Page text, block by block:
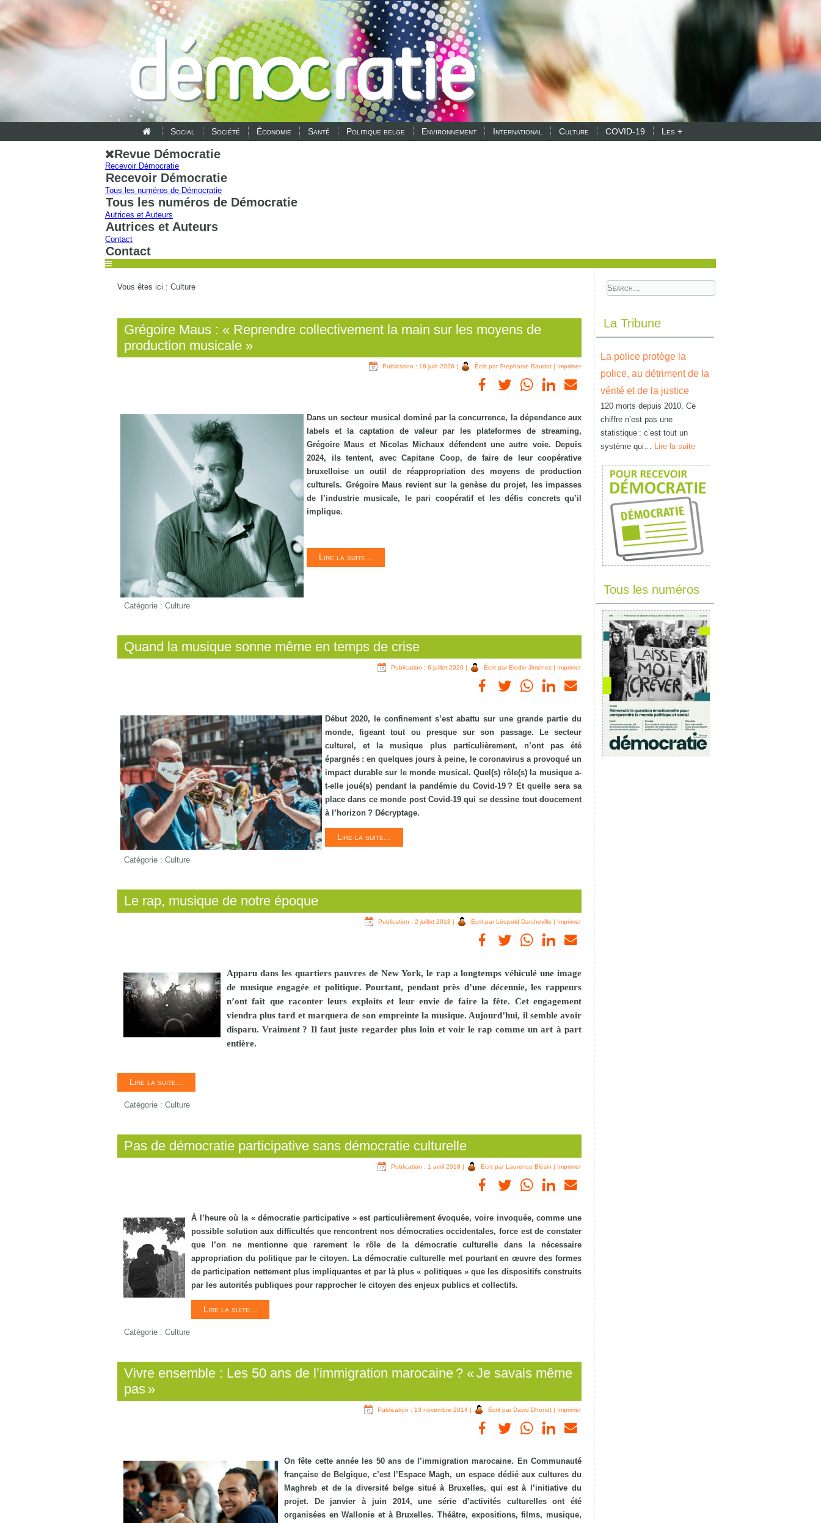
Social Société Économie Santé Politique belge Environnement International Culture COVID-19 Les +
Revue Démocratie
Recevoir Démocratie
Recevoir Démocratie
Tous les numéros de Démocratie
Tous les numéros de Démocratie
Autrices et Auteurs
Autrices et Auteurs
Contact
Contact
Vous êtes ici : Culture
Grégoire Maus : « Reprendre collectivement la main sur les moyens de
production musicale »
Publication : 18 juin 2026 | Écrit par Stephanie Baudot | Imprimer
Dans un secteur musical dominé par la concurrence, la dépendance aux
labels et la captation de valeur par les plateformes de streaming,
Grégoire Maus et Nicolas Michaux défendent une autre voie. Depuis
2024, ils tentent, avec Capitane Coop, de faire de leur coopérative
bruxelloise un outil de réappropriation des moyens de production
culturels. Grégoire Maus revient sur la genèse du projet, les impasses
de l’industrie musicale, le pari coopératif et les défis concrets qu’il
implique.
Lire la suite...
Catégorie : Culture
Quand la musique sonne même en temps de crise
Publication : 6 juillet 2020 | Écrit par Elodie Jiménez | Imprimer
Début 2020, le confinement s’est abattu sur une grande partie du
monde, figeant tout ou presque sur son passage. Le secteur
culturel, et la musique plus particulièrement, n’ont pas été
épargnés : en quelques jours à peine, le coronavirus a provoqué un
impact durable sur le monde musical. Quel(s) rôle(s) la musique a-
t-elle joué(s) pendant la pandémie du Covid-19 ? Et quelle sera sa
place dans ce monde post Covid-19 qui se dessine tout doucement
à l’horizon ? Décryptage.
Lire la suite...
Catégorie : Culture
Le rap, musique de notre époque
Publication : 2 juillet 2018 | Écrit par Léopold Darcheville | Imprimer
Apparu dans les quartiers pauvres de New York, le rap a longtemps véhiculé une image
de musique engagée et politique. Pourtant, pendant près d’une décennie, les rappeurs
n’ont fait que raconter leurs exploits et leur envie de faire la fête. Cet engagement
viendra plus tard et marquera de son empreinte la musique. Aujourd’hui, il semble avoir
disparu. Vraiment ? Il faut juste regarder plus loin et voir le rap comme un art à part
entière.
Lire la suite...
Catégorie : Culture
Pas de démocratie participative sans démocratie culturelle
Publication : 1 avril 2018 | Écrit par Laurence Blésin | Imprimer
À l’heure où la « démocratie participative » est particulièrement évoquée, voire invoquée, comme une
possible solution aux difficultés que rencontrent nos démocraties occidentales, force est de constater
que l’on ne mentionne que rarement le rôle de la démocratie culturelle dans la nécessaire
appropriation du politique par le citoyen. La démocratie culturelle met pourtant en œuvre des formes
de participation nettement plus impliquantes et par là plus « politiques » que les dispositifs construits
par les autorités publiques pour rapprocher le citoyen des enjeux publics et collectifs.
Lire la suite...
Catégorie : Culture
Vivre ensemble : Les 50 ans de l’immigration marocaine ? « Je savais même
pas »
Publication : 13 novembre 2014 | Écrit par David Dhondt | Imprimer
On fête cette année les 50 ans de l’immigration marocaine. En Communauté
française de Belgique, c’est l’Espace Magh, un espace dédié aux cultures du
Maghreb et de la diversité belge situé à Bruxelles, qui est à l’initiative du
projet. De janvier à juin 2014, une série d’activités culturelles ont été
organisées en Wallonie et à Bruxelles. Théâtre, expositions, films, musique,
La Tribune
La police protège la
police, au détriment de la
vérité et de la justice
120 morts depuis 2010. Ce
chiffre n’est pas une
statistique : c’est tout un
système qui… Lire la suite
Tous les numéros